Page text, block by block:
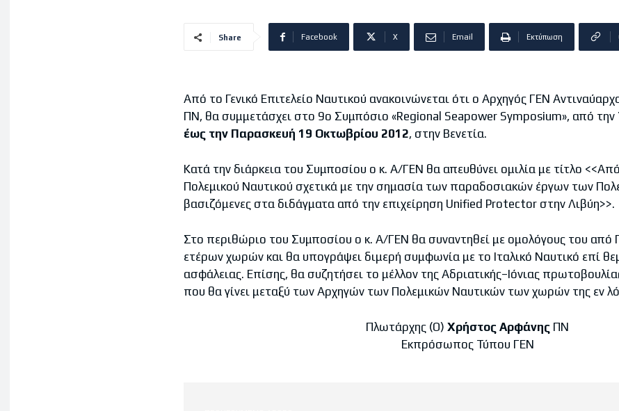
Share Facebook X Email Εκτύπωση
Από το Γενικό Επιτελείο Ναυτικού ανακοινώνεται ότι ο Αρχηγός ΓΕΝ
ΠΝ, θα συμμετάσχει στο 9ο Συμπόσιο «Regional Seapower Symposium», από την
έως την Παρασκευή 19 Οκτωβρίου 2012, στην Βενετία.
Κατά την διάρκεια του Συμποσίου ο κ. Α/ΓΕΝ θα απευθύνει ομιλία με τίτλο
Πολεμικού Ναυτικού σχετικά με την σημασία των παραδοσιακών έργων των
βασιζόμενες στα διδάγματα από την επιχείρηση Unified Protector στην Λιβύη>>.
Στο περιθώριο του Συμποσίου ο κ. Α/ΓΕΝ θα συναντηθεί με ομολόγους του από
ετέρων χωρών και θα υπογράψει διμερή συμφωνία με το Ιταλικό Ναυτικό επί
ασφάλειας. Επίσης, θα συζητήσει το μέλλον της Αδριατικής–Ιόνιας
που θα γίνει μεταξύ των Αρχηγών των Πολεμικών Ναυτικών των χωρών της εν
Πλωτάρχης (Ο) Χρήστος Αρφάνης ΠΝ
Εκπρόσωπος Τύπου ΓΕΝ